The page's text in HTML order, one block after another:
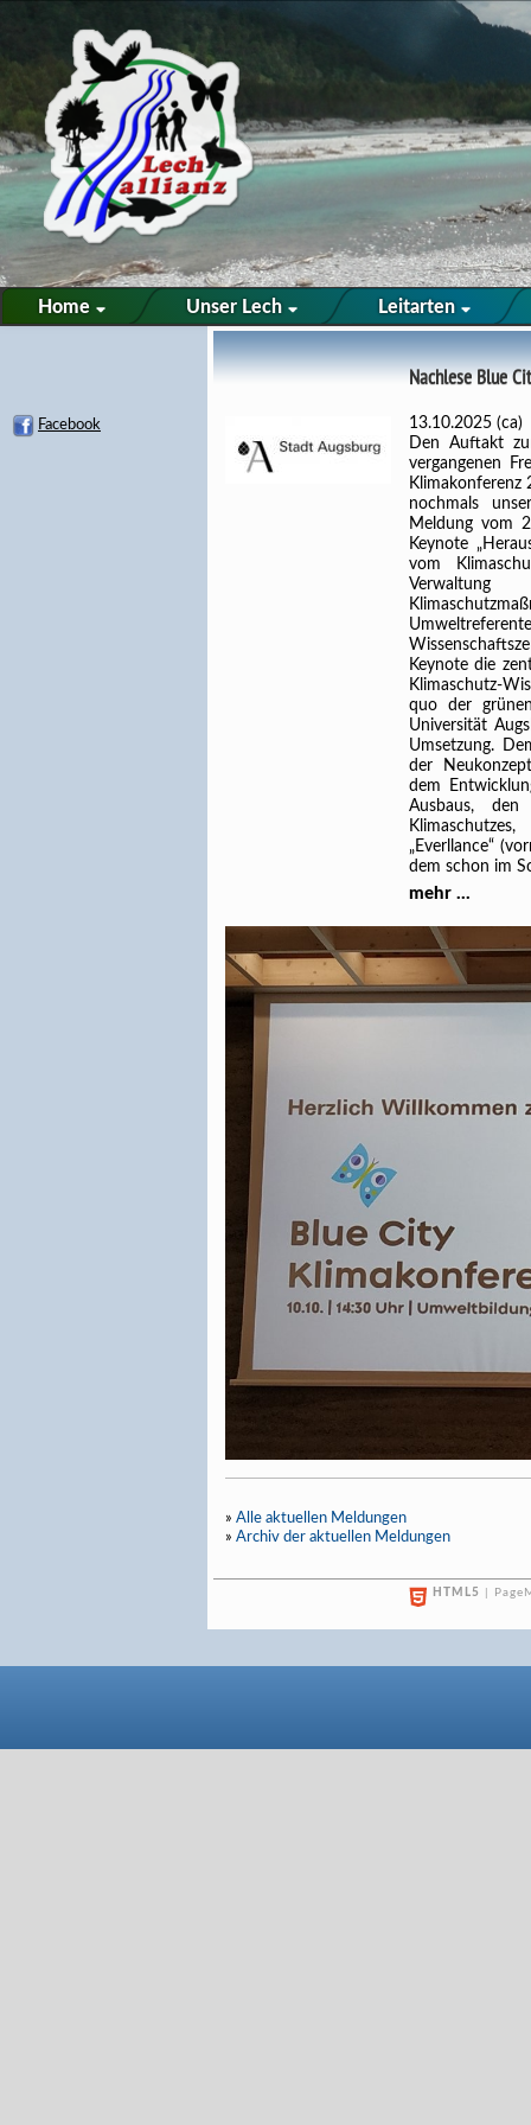
Home Unser Lech Leitarten
Facebook
Nachlese Blue
13.10.2025 (ca)
Den Auftakt
vergangenen
Klimakonferenz
nochmals
Meldung vom
Keynote
vom
Keynote die
Klimaschutz-
quo der
Universität
Umsetzung.
der
dem
Ausbaus, den
„Everllance“
dem schon im
mehr ...
» Alle aktuellen Meldungen
» Archiv der aktuellen Meldungen
HTML5 |